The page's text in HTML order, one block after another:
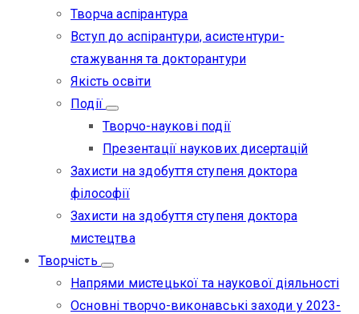
Творча аспірантура
Вступ до аспірантури, асистентури-
стажування та докторантури
Якість освіти
Події
Творчо-наукові події
Презентації наукових дисертацій
Захисти на здобуття ступеня доктора
філософії
Захисти на здобуття ступеня доктора
мистецтва
Творчість
Напрями мистецької та наукової діяльності
Основні творчо-виконавські заходи у 2023-